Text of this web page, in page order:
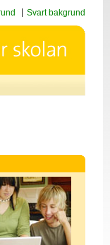
Svart bakgrund